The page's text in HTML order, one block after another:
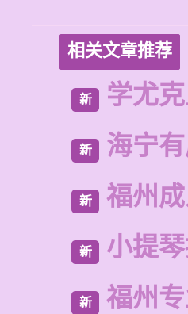
相关文章推荐
新 学尤
新 海宁
新 福州
新 小提
新 福州